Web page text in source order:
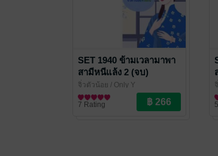
SET 1940 ข้ามเวลามาพา
สามีหนีแล้ง 2 (จบ)
จิ่วตัวน้อย / Only Y
นิยายรักจีนโบราณ
7 Rating